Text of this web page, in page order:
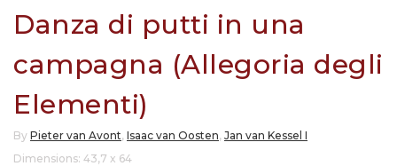
Danza di putti in una
campagna (Allegoria degli
Elementi)
By Pieter van Avont, Isaac van Oosten, Jan van Kessel I
Dimensions: 43,7 x 64